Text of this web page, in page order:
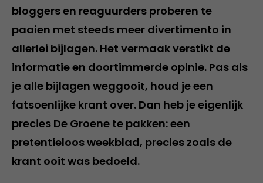
bloggers en reaguurders proberen te
paaien met steeds meer divertimento in
allerlei bijlagen. Het vermaak verstikt de
informatie en doortimmerde opinie. Pas als
je alle bijlagen weggooit, houd je een
fatsoenlijke krant over. Dan heb je eigenlijk
precies De Groene te pakken: een
pretentieloos weekblad, precies zoals de
krant ooit was bedoeld.